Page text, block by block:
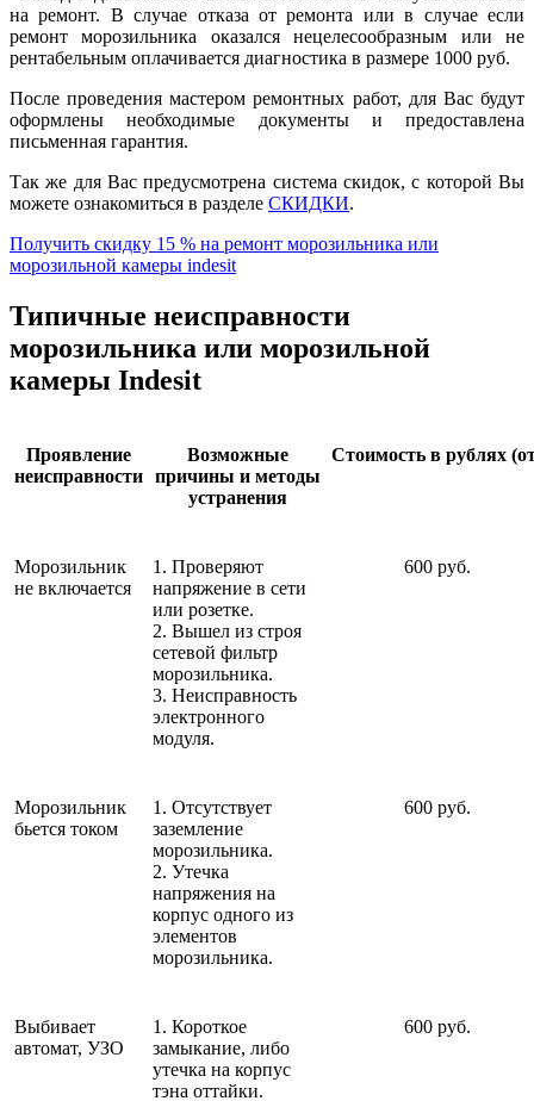
на ремонт. В случае отказа от ремонта или в случае если
ремонт морозильника оказался нецелесообразным или не
рентабельным оплачивается диагностика в размере 1000 руб.
После проведения мастером ремонтных работ, для Вас будут
оформлены необходимые документы и предоставлена
письменная гарантия.
Так же для Вас предусмотрена система скидок, с которой Вы
можете ознакомиться в разделе СКИДКИ.
Получить скидку 15 % на ремонт морозильника или
морозильной камеры indesit
Типичные неисправности
морозильника или морозильной
камеры Indesit
Проявление
неисправности
Возможные
причины и методы
устранения
Стоимость в рублях
Морозильник
не включается
1. Проверяют
напряжение в сети
или розетке.
2. Вышел из строя
сетевой фильтр
морозильника.
3. Неисправность
электронного
модуля.
600 руб.
Морозильник
бьется током
1. Отсутствует
заземление
морозильника.
2. Утечка
напряжения на
корпус одного из
элементов
морозильника.
600 руб.
Выбивает
автомат, УЗО
1. Короткое
замыкание, либо
утечка на корпус
тэна оттайки.
600 руб.